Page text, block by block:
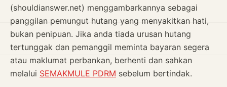
(shouldianswer.net) menggambarkannya sebagai
panggilan pemungut hutang yang menyakitkan hati,
bukan penipuan. Jika anda tiada urusan hutang
tertunggak dan pemanggil meminta bayaran segera
atau maklumat perbankan, berhenti dan sahkan
melalui SEMAKMULE PDRM sebelum bertindak.